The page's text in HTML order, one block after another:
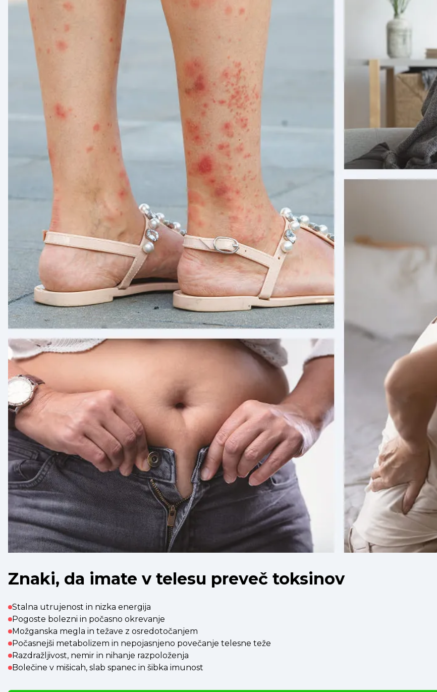
Znaki, da imate v telesu preveč toksinov
Stalna utrujenost in nizka energija
Pogoste bolezni in počasno okrevanje
Možganska megla in težave z osredotočanjem
Počasnejši metabolizem in nepojasnjeno povečanje telesne teže
Razdražljivost, nemir in nihanje razpoloženja
Bolečine v mišicah, slab spanec in šibka imunost